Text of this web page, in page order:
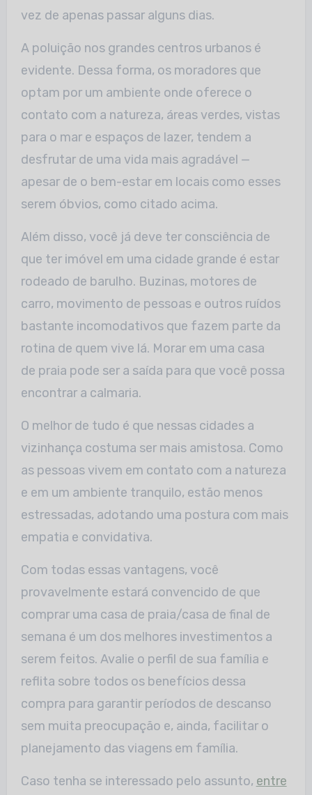
vez de apenas passar alguns dias.
A poluição nos grandes centros urbanos é
evidente. Dessa forma, os moradores que
optam por um ambiente onde oferece o
contato com a natureza, áreas verdes, vistas
para o mar e espaços de lazer, tendem a
desfrutar de uma vida mais agradável —
apesar de o bem-estar em locais como esses
serem óbvios, como citado acima.
Além disso, você já deve ter consciência de
que ter imóvel em uma cidade grande é estar
rodeado de barulho. Buzinas, motores de
carro, movimento de pessoas e outros ruídos
bastante incomodativos que fazem parte da
rotina de quem vive lá. Morar em uma casa
de praia pode ser a saída para que você possa
encontrar a calmaria.
O melhor de tudo é que nessas cidades a
vizinhança costuma ser mais amistosa. Como
as pessoas vivem em contato com a natureza
e em um ambiente tranquilo, estão menos
estressadas, adotando uma postura com mais
empatia e convidativa.
Com todas essas vantagens, você
provavelmente estará convencido de que
comprar uma casa de praia/casa de final de
semana é um dos melhores investimentos a
serem feitos. Avalie o perfil de sua família e
reflita sobre todos os benefícios dessa
compra para garantir períodos de descanso
sem muita preocupação e, ainda, facilitar o
planejamento das viagens em família.
Caso tenha se interessado pelo assunto, entre